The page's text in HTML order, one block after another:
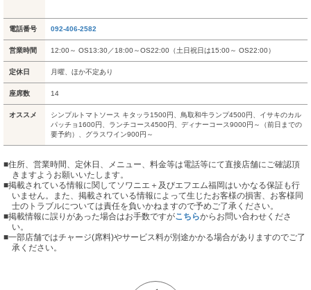
電話番号 092-406-2582
営業時間 12:00～ OS13:30／18:00～OS22:00（土日祝日は15:00～ OS22:00）
定休日 月曜、ほか不定あり
座席数 14
オススメ
シンプルトマトソース キタッラ1500円、鳥取和牛ランプ4500円、イサキのカル
パッチョ1600円、ランチコース4500円、ディナーコース9000円～（前日までの
要予約）、グラスワイン900円～
■住所、営業時間、定休日、メニュー、料金等は電話等にて直接店舗にご確認頂
きますようお願いいたします。
■掲載されている情報に関してソワニエ＋及びエフエム福岡はいかなる保証も行
いません。また、掲載されている情報によって生じたお客様の損害、お客様同
士のトラブルについては責任を負いかねますので予めご了承ください。
■掲載情報に誤りがあった場合はお手数ですがこちらからお問い合わせくださ
い。
■一部店舗ではチャージ(席料)やサービス料が別途かかる場合がありますのでご了
承ください。